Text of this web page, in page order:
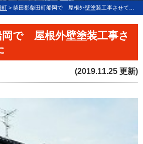
町 > 柴田郡柴田町船岡で 屋根外壁塗装工事させて頂きました
岡で 屋根外壁塗装工事さ
(2019.11.25 更新)